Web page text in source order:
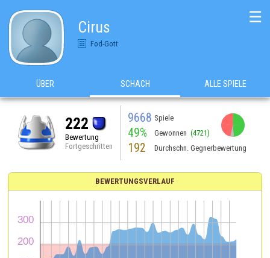
Cirus
Fod-Gott
☰
ÜBER SCHACH ALLE SPIELE
222
Bewertung
Fortgeschritten
9668 Spiele
49% Gewonnen (4721)
192 Durchschn. Gegnerbewertung
BEWERTUNGSVERLAUF